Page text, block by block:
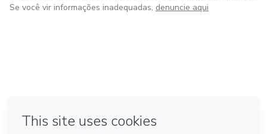
Se você vir informações inadequadas, denuncie aqui
Feito com ❤ na Cidade do México